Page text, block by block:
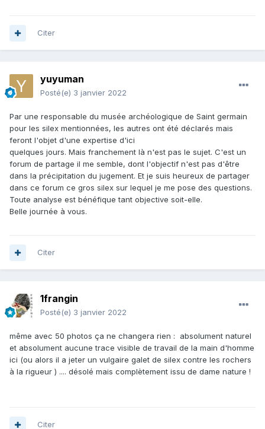
Citer
yuyuman
Posté(e) 3 janvier 2022
Par une responsable du musée archéologique de Saint germain
pour les silex mentionnées, les autres ont été déclarés mais
feront l'objet d'une expertise d'ici
quelques jours. Mais franchement là n'est pas le sujet. C'est un
forum de partage il me semble, dont l'objectif n'est pas d'être
dans la précipitation du jugement. Et je suis heureux de partager
dans ce forum ce gros silex sur lequel je me pose des questions.
Toute analyse est bénéfique tant objective soit-elle.
Belle journée à vous.
Citer
1frangin
Posté(e) 3 janvier 2022
même avec 50 photos ça ne changera rien : absolument naturel
et absolument aucune trace visible de travail de la main d'homme
ici (ou alors il a jeter un vulgaire galet de silex contre les rochers
à la rigueur ) .... désolé mais complètement issu de dame nature !
Citer